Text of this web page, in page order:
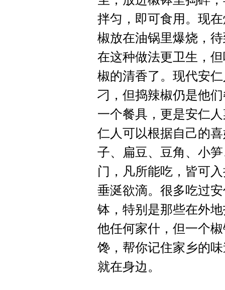
拌匀，即可食用。现
椒放在油锅里爆烧，
在这种做法更卫生，
椒的清香了。现代安
刁，但捣辣椒仍是他
一个餐具，更是安仁
仁人可以根据自己的
子、扁豆、豆角、小
门，凡所能吃，皆可
垂涎欲滴。很多吃过
钵，特别是那些在外
他任何家什，但一个
馋，帮你记住家乡的
就在身边。